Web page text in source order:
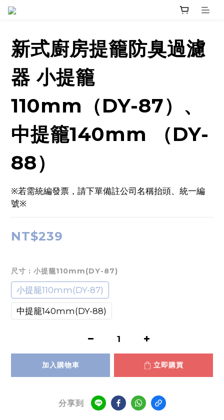
新式廚房提籠防臭過濾
器 小提籠
110mm（DY-87）、
中提籠140mm （DY-
88）
※若需統編發票，請下單備註公司名稱抬頭、統一編
號※
NT$239
尺寸 : 小提籠110mm(DY-87)
小提籠110mm(DY-87)
中提籠140mm(DY-88)
加入購物車 立即購買
分享到